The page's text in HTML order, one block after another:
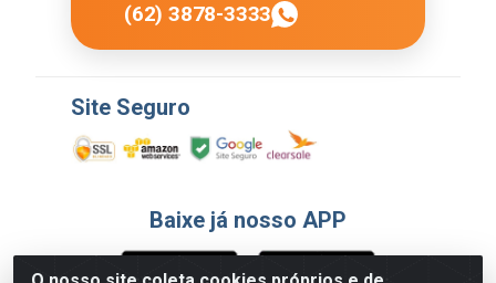
(62) 3878-3333
Site Seguro
Baixe já nosso APP